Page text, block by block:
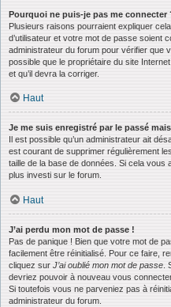
Pourquoi ne puis-je pas me connecter
Plusieurs raisons pourraient expliquer
d’utilisateur et votre mot de passe soient
administrateur du forum pour vérifier que
possible que le propriétaire du site
et qu’il devra la corriger.
Haut
Je me suis enregistré par le passé
Il est possible qu’un administrateur ait
est courant de supprimer régulièrement
taille de la base de données. Si cela
plus investi sur le forum.
Haut
J’ai perdu mon mot de passe !
Pas de panique ! Bien que votre mot de
facilement être réinitialisé. Pour ce faire,
cliquez sur J’ai oublié mon mot de passe
devriez pouvoir à nouveau vous
Si toutefois vous ne parveniez pas à
administrateur du forum.